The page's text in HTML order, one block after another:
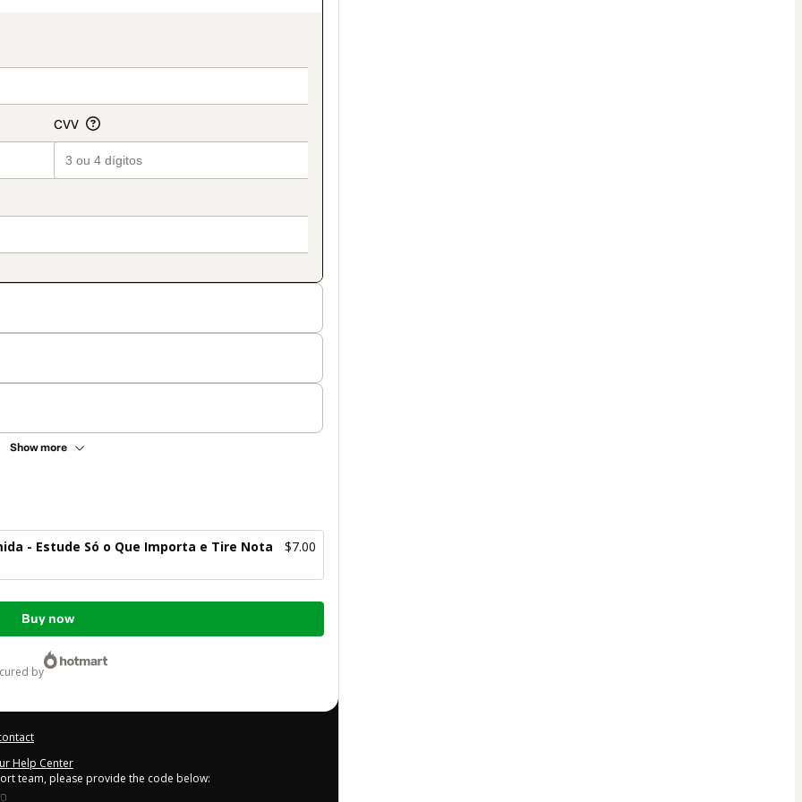
Show more
- Estude Só o Que Importa e Tire Nota
$7.00
Buy now
by
Help Center
team, please provide the code below: